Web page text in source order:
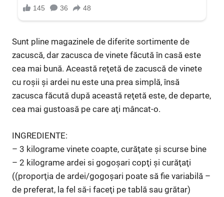
Sunt pline magazinele de diferite sortimente de
zacuscă, dar zacusca de vinete făcută în casă este
cea mai bună. Această reţetă de zacuscă de vinete
cu roșii şi ardei nu este una prea simplă, însă
zacusca făcută după această reţetă este, de departe,
cea mai gustoasă pe care aţi mâncat-o.
INGREDIENTE:
– 3 kilograme vinete coapte, curăţate şi scurse bine
– 2 kilograme ardei si gogoşari copţi şi curăţaţi
((proporţia de ardei/gogoşari poate să fie variabilă –
de preferat, la fel să-i faceţi pe tablă sau grătar)